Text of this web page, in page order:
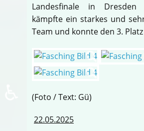
Landesfinale in
kämpfte ein starkes und
Team und konnte den 3.
(Foto / Text: Gü)
22.05.2025